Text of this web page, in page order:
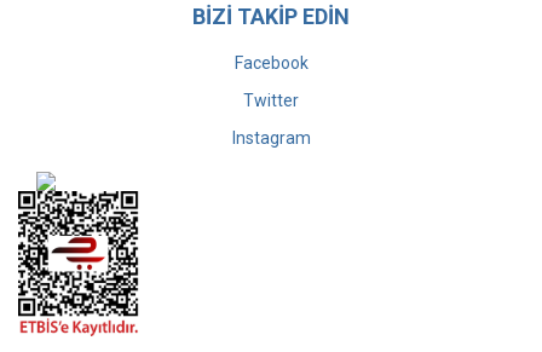
BİZİ TAKİP EDİN
Facebook
Twitter
Instagram